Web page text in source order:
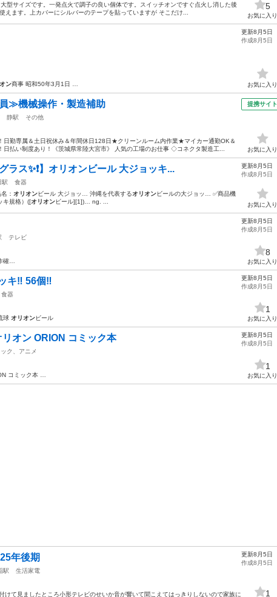
型サイズです。一発点火で調子の良い個体です。スイッチオンですぐ点火し消した後
えます。上カバーにシルバーのテープを貼っていますが そこだけ...
5
お気に入り
ン商事 昭和50年3月1日 …
更新8月5日
作成8月5日
お気に入り
≫機械操作・製造補助
静駅 その他
日勤専属＆土日祝休み＆年間休日128日★クリーンルーム内作業★マイカー通勤OK＆
払い制度あり！《茨城県常陸大宮市》 人気の工場のお仕事 ◇コネクタ製造工...
提携サイト
お気に入り
グラス✨❗️】オリオンビール 大ジョッキ...
駅
食器
： オリオンビール 大ジョッ… 沖縄を代表するオリオンビールの大ジョッ… ✅商品機
キ規格）([オリオンビール][1])… ng. ...
更新8月5日
作成8月5日
お気に入り
テレビ
確…
更新8月5日
作成8月5日
8
お気に入り
キ‼️ 56個‼️
食器
球 オリオンビール
更新8月5日
作成8月5日
1
お気に入り
オン ORION コミック本
ク、アニメ
コミック本 …
更新8月5日
作成8月5日
1
お気に入り
年後期
駅
生活家電
けて見ましたところ小形テレビのせいか音が響いて聞こえてはっきりしないので家族に
更新8月5日
作成8月5日
1